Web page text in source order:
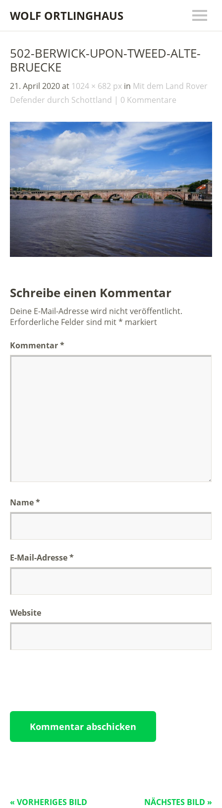
WOLF ORTLINGHAUS
502-BERWICK-UPON-TWEED-ALTE-
BRUECKE
21. April 2020at 1024 × 682 px in Mit dem Land Rover
Defender durch Schottland
0 Kommentare
Schreibe einen Kommentar
Deine E-Mail-Adresse wird nicht veröffentlicht.
Erforderliche Felder sind mit* markiert
Kommentar*
Name*
E-Mail-Adresse*
Website
« VORHERIGES BILD NÄCHSTES BILD »